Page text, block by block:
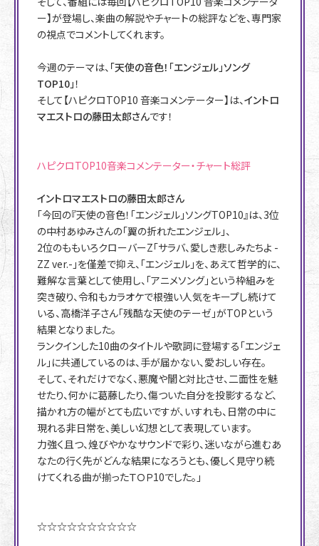
ー】が登場し、楽曲の解説やチャートの総評などを、専門家
の視点でコメントしてくれます。
今週のテーマは、 「天使の音色！「エンジェル」ソング
TOP10」！
そして【ハピクロTOP10 音楽コメンテーター】は、イントロ
マエストロの藤田太郎さんです！
ハピクロTOP10音楽コメンテーター・チャート総評
イントロマエストロの藤田太郎さん
「今回の『天使の音色！「エンジェル」ソングTOP10』は、3位
の中村あゆみさんの「翼の折れたエンジェル」、
2位のももいろクローバーZ「サラバ、愛しき悲しみたちよ -
ZZ ver.-」を僅差で抑え、「エンジェル」を、あえて哲学的に、
難解な言葉として使用し、「アニメソング」という枠組みを
突き破り、令和もカラオケで根強い人気をキープし続けて
いる、高橋洋子さん「残酷な天使のテーゼ」がTOPという
結果となりました。
ランクインした10曲のタイトルや歌詞に登場する「エンジェ
ル」に共通しているのは、手が届かない、愛おしい存在。
そして、それだけでなく、悪魔や闇と対比させ、二面性を魅
せたり、何かに葛藤したり、傷ついた自分を投影するなど、
描かれ方の幅がとても広いですが、いすれも、日常の中に
現れる非日常を、美しい幻想として表現しています。
力強く且つ、煌びやかなサウンドで彩り、迷いながら進むあ
なたの行く先がどんな結果になろうとも、優しく見守り続
けてくれる曲が揃ったＴＯＰ10でした。」
☆☆☆☆☆☆☆☆☆☆